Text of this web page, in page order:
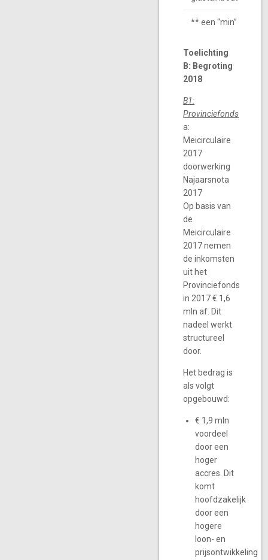
** een “min” is een
Toelichting
B: Begroting
2018
B1:
Provinciefonds
a:
Meicirculaire
2017
doorwerking
Najaarsnota
2017
Op basis van
de
Meicirculaire
2017 nemen
de inkomsten
uit het
Provinciefonds
in 2017 € 1,6
mln af. Dit
nadeel werkt
structureel
door.
Het bedrag is
als volgt
opgebouwd:
€ 1,9 mln
voordeel
door een
hoger
accres. Dit
komt
hoofdzakelijk
door een
hogere
loon- en
prijsontwikkeling